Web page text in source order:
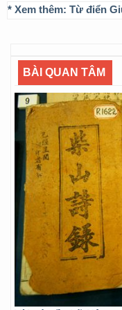
* Xem thêm: Từ điển
BÀI QUAN TÂM